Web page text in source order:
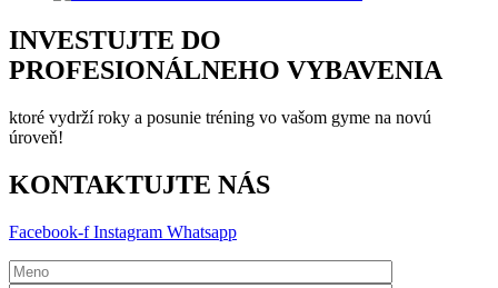
INVESTUJTE DO
PROFESIONÁLNEHO VYBAVENIA
ktoré vydrží roky a posunie tréning vo vašom gyme na novú
úroveň!
KONTAKTUJTE NÁS
Facebook-f Instagram Whatsapp